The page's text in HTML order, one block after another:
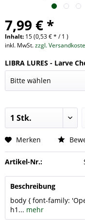
7,99 € *
Inhalt: 15 (0,53 € * / 1 )
inkl. MwSt.zzgl.
LIBRA LURES - Larve
Merken
Artikel-Nr.:
Beschreibung
body { font-family:
h1... mehr